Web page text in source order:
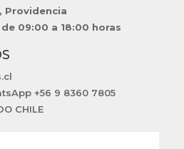
Providencia
09:00 a 18:00 horas
+56 9 8360 7805
CHILE